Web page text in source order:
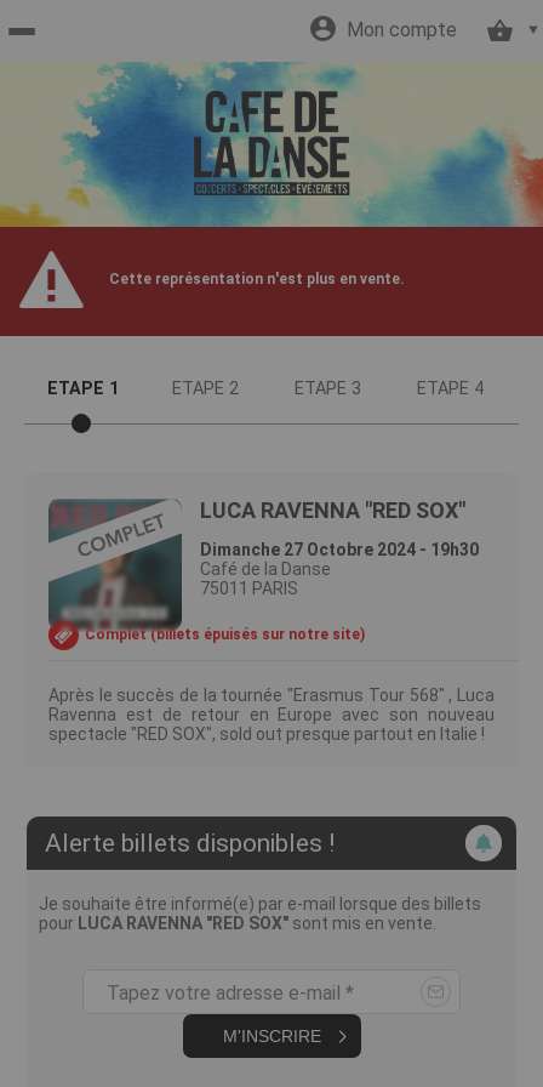
billetterie
Site
officiel
Mon compte
Cette représentation n'est plus en vente.
ETAPE 1 ETAPE 2 ETAPE 3 ETAPE 4
LUCA RAVENNA "RED SOX"
Dimanche 27 Octobre 2024 - 19h30
Café de la Danse
75011 PARIS
Complet (billets épuisés sur notre site)
Après le succès de la tournée "Erasmus Tour 568" , Luca
Ravenna est de retour en Europe avec son nouveau
spectacle "RED SOX", sold out presque partout en Italie !
Alerte billets disponibles !
Je souhaite être informé(e) par e-mail lorsque des billets
pour LUCA RAVENNA "RED SOX" sont mis en vente.
Tapez votre adresse e-mail *
M'INSCRIRE